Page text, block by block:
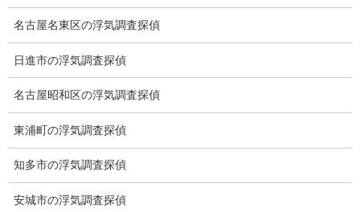
総合探偵社ミライリサーチ
愛知県名古屋市中区栄3-7ｰ4
名古屋名東区の浮気調査探偵
日進市の浮気調査探偵
名古屋昭和区の浮気調査探偵
東浦町の浮気調査探偵
知多市の浮気調査探偵
安城市の浮気調査探偵